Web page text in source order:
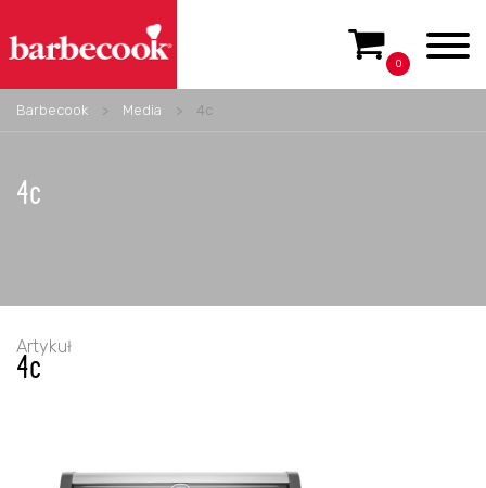
0
Barbecook > Media > 4c
4c
Artykuł
4c